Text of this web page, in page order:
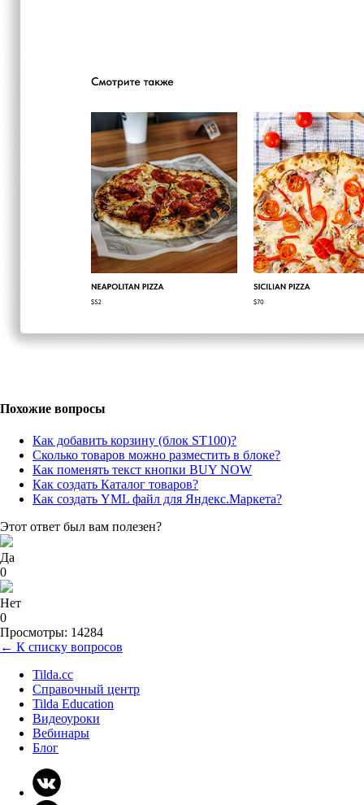
Похожие вопросы
Как добавить корзину (блок ST100)?
Сколько товаров можно разместить в блоке?
Как поменять текст кнопки BUY NOW
Как создать Каталог товаров?
Как создать YML файл для Яндекс.Маркета?
Этот ответ был вам полезен?
Да
0
Нет
0
Просмотры: 14284
← К списку вопросов
Tilda.cc
Справочный центр
Tilda Education
Видеоуроки
Вебинары
Блог